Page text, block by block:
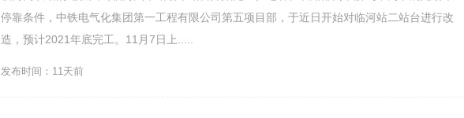
停靠条件，中铁电气化集团第一工程有限公司第五项目部，于近日开始对临河站二站台进行改
造，预计2021年底完工。11月7日上.....
发布时间：11天前